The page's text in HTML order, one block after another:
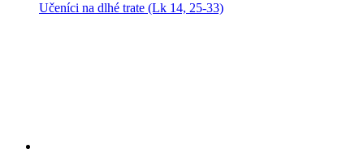
Učeníci na dlhé trate (Lk 14, 25-33)